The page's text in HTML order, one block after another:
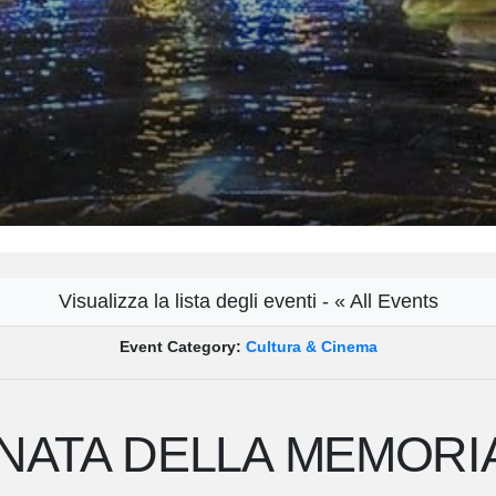
Visualizza la lista degli eventi - « All Events
Event Category: Cultura & Cinema
DELLA